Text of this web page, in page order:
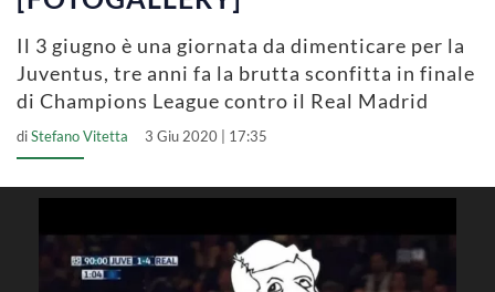
Il 3 giugno è una giornata da dimenticare per la
Juventus, tre anni fa la brutta sconfitta in finale
di Champions League contro il Real Madrid
diStefano Vitetta 3 Giu 2020 | 17:35